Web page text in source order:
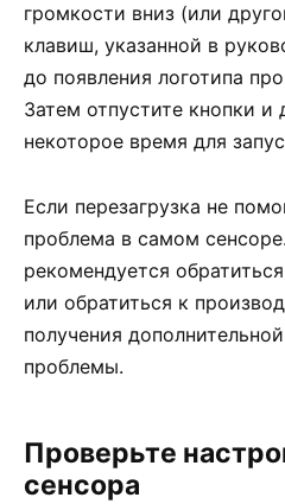
громкости вниз (или
клавиш, указанной в
до появления логотипа
Затем отпустите кнопки и
некоторое время для
Если перезагрузка не
проблема в самом
рекомендуется
или обратиться к
получения
проблемы.
Проверьте
сенсора